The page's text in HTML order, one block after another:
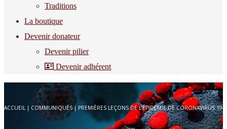
Traditions
La boutique
Devenir donateur
Devenir pilier
Devenir adhérent
ACCUEIL | COMMUNIQUÉS| PREMIÈRES LEÇONS DE L’ÉPIDÉMIE DE CORONAVIRUS 19